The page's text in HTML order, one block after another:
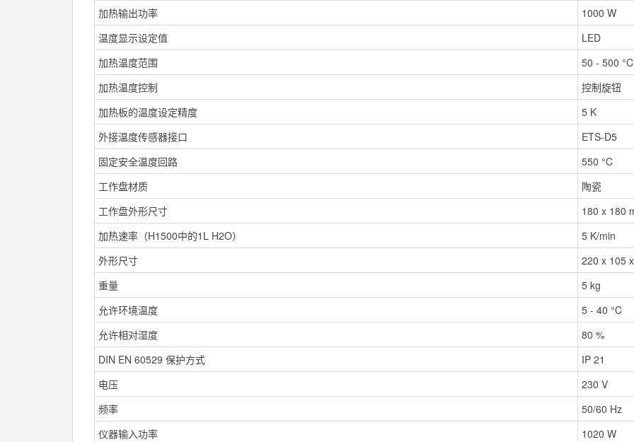
加热输出功率
1000 W
温度显示设定值
LED
加热温度范围
50 - 500 °C
加热温度控制
控制旋钮
加热板的温度设定精度
5 K
外接温度传感器接口
ETS-D5
固定安全温度回路
550 °C
工作盘材质
陶瓷
工作盘外形尺寸
180 x 180
加热速率（H1500中的1L H2O）
5 K/min
外形尺寸
220 x 105
重量
5 kg
允许环境温度
5 - 40 °C
允许相对湿度
80 %
DIN EN 60529 保护方式
IP 21
电压
230 V
频率
50/60 Hz
仪器输入功率
1020 W